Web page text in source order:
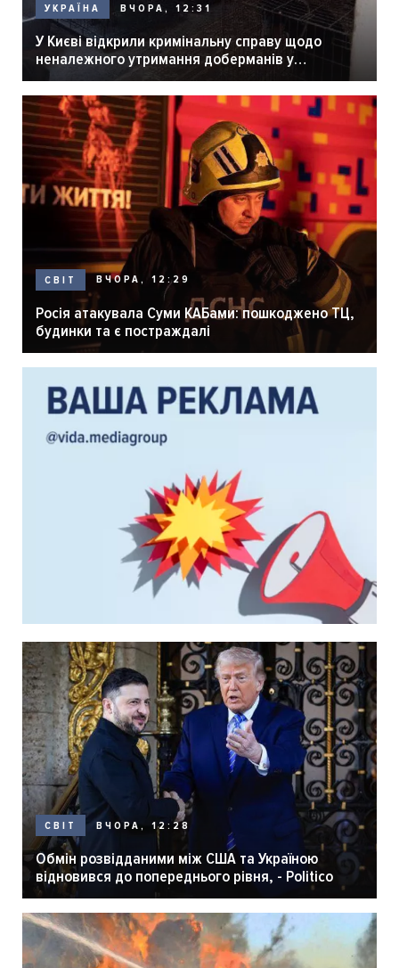
УКРАЇНА ВЧОРА, 12:31
У Києві відкрили кримінальну справу щодо
неналежного утримання доберманів у
розпліднику
СВІТ ВЧОРА, 12:29
Росія атакувала Суми КАБами: пошкоджено ТЦ,
будинки та є постраждалі
СВІТ ВЧОРА, 12:28
Обмін розвідданими між США та Україною
відновився до попереднього рівня, - Politico